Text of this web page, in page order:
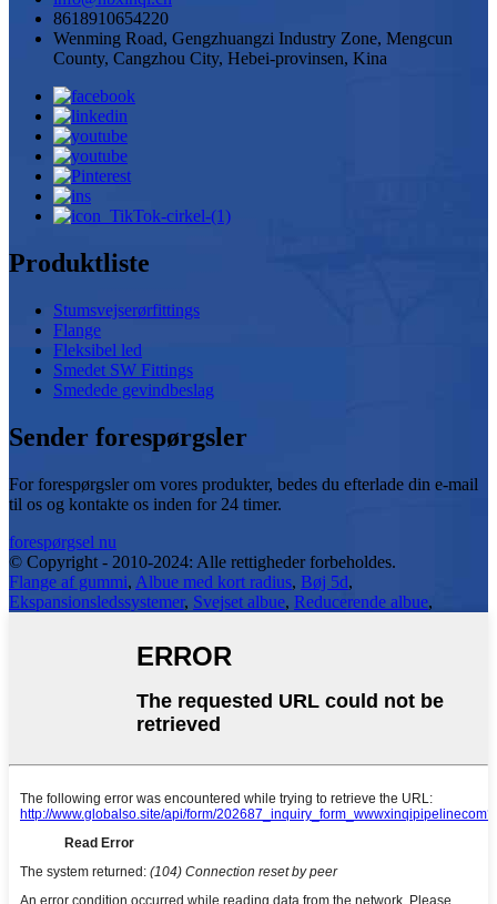
8618910654220
Wenming Road, Gengzhuangzi Industry Zone, Mengcun
County, Cangzhou City, Hebei-provinsen, Kina
Produktliste
Stumsvejserørfittings
Flange
Fleksibel led
Smedet SW Fittings
Smedede gevindbeslag
Sender forespørgsler
For forespørgsler om vores produkter, bedes du efterlade din e-mail
til os og kontakte os inden for 24 timer.
forespørgsel nu
© Copyright - 2010-2024: Alle rettigheder forbeholdes.
Flange af gummi, Albue med kort radius, Bøj 5d,
Ekspansionsledssystemer, Svejset albue, Reducerende albue,